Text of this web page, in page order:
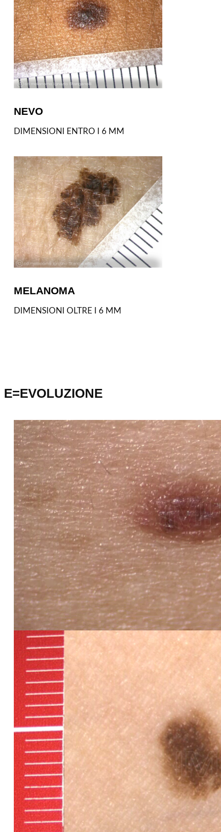
NEVO
DIMENSIONI ENTRO I 6 MM
MELANOMA
DIMENSIONI OLTRE I 6 MM
E=EVOLUZIONE
NEVO
L'EVOLUZIONE DEL NEVO È
LENTA
E PROGRESSIVA NEGLI ANNI
MELANOMA
L'EVOLUZIONE DEL MELANOMA È RAPIDA
(MESI) CON MARCATE VARIAZIONI
CROMATICHE E GEOMETRICHE